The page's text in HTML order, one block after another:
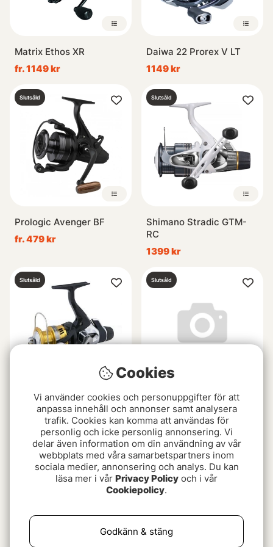
Matrix Ethos XR
fr. 1149 kr
Daiwa 22 Prorex V LT
1149 kr
Slutsåld
Prologic Avenger BF
fr. 479 kr
Slutsåld
Shimano Stradic GTM-
RC
1399 kr
Slutsåld
Shimano Sahara R
fr. 699 kr
Slutsåld
Daiwa 22 Prorex V LT
3000-C
749 kr
Slutsåld
Cookies
Vi använder cookies och personuppgifter för att
anpassa innehåll och annonser samt analysera
trafik. Cookies kan komma att användas för
personlig och icke personlig annonsering. Vi
delar även information om din användning av vår
webbplats med våra samarbetspartners inom
sociala medier, annonsering och analys. Du kan
läsa mer i vår Privacy Policy och i vår
Cookiepolicy.
Godkänn & stäng